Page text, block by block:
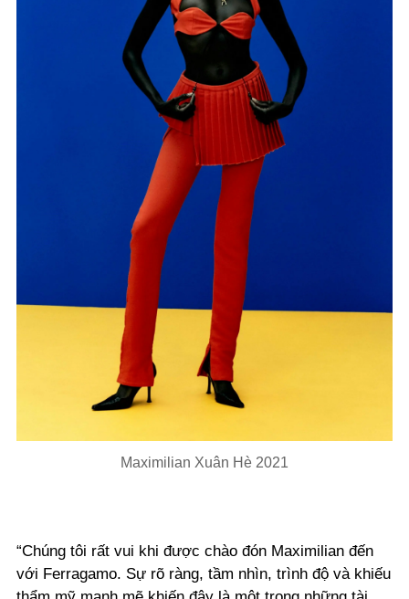
Maximilian Xuân Hè 2021
“Chúng tôi rất vui khi được chào đón Maximilian đến
với Ferragamo. Sự rõ ràng, tầm nhìn, trình độ và khiếu